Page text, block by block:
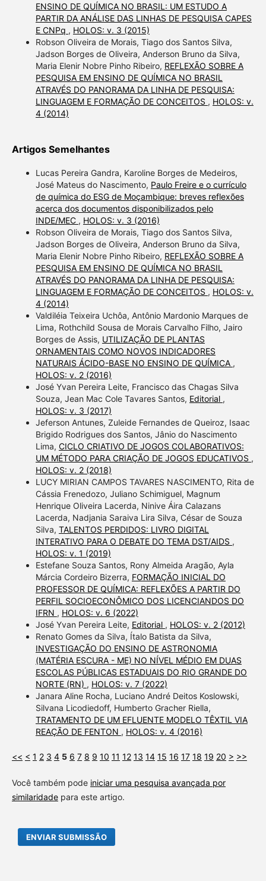
ENSINO DE QUÍMICA NO BRASIL: UM ESTUDO A
PARTIR DA ANÁLISE DAS LINHAS DE PESQUISA CAPES
E CNPq , HOLOS: v. 3 (2015)
Robson Oliveira de Morais, Tiago dos Santos Silva,
Jadson Borges de Oliveira, Anderson Bruno da Silva,
Maria Elenir Nobre Pinho Ribeiro, REFLEXÃO SOBRE A
PESQUISA EM ENSINO DE QUÍMICA NO BRASIL
ATRAVÉS DO PANORAMA DA LINHA DE PESQUISA:
LINGUAGEM E FORMAÇÃO DE CONCEITOS , HOLOS: v.
4 (2014)
Artigos Semelhantes
Lucas Pereira Gandra, Karoline Borges de Medeiros,
José Mateus do Nascimento, Paulo Freire e o currículo
de química do ESG de Moçambique: breves reflexões
acerca dos documentos disponibilizados pelo
INDE/MEC , HOLOS: v. 3 (2016)
Robson Oliveira de Morais, Tiago dos Santos Silva,
Jadson Borges de Oliveira, Anderson Bruno da Silva,
Maria Elenir Nobre Pinho Ribeiro, REFLEXÃO SOBRE A
PESQUISA EM ENSINO DE QUÍMICA NO BRASIL
ATRAVÉS DO PANORAMA DA LINHA DE PESQUISA:
LINGUAGEM E FORMAÇÃO DE CONCEITOS , HOLOS: v.
4 (2014)
Valdiléia Teixeira Uchôa, Antônio Mardonio Marques de
Lima, Rothchild Sousa de Morais Carvalho Filho, Jairo
Borges de Assis, UTILIZAÇÃO DE PLANTAS
ORNAMENTAIS COMO NOVOS INDICADORES
NATURAIS ÁCIDO-BASE NO ENSINO DE QUÍMICA ,
HOLOS: v. 2 (2016)
José Yvan Pereira Leite, Francisco das Chagas Silva
Souza, Jean Mac Cole Tavares Santos, Editorial ,
HOLOS: v. 3 (2017)
Jeferson Antunes, Zuleide Fernandes de Queiroz, Isaac
Brigido Rodrigues dos Santos, Jânio do Nascimento
Lima, CICLO CRIATIVO DE JOGOS COLABORATIVOS:
UM MÉTODO PARA CRIAÇÃO DE JOGOS EDUCATIVOS ,
HOLOS: v. 2 (2018)
LUCY MIRIAN CAMPOS TAVARES NASCIMENTO, Rita de
Cássia Frenedozo, Juliano Schimiguel, Magnum
Henrique Oliveira Lacerda, Ninive Áira Calazans
Lacerda, Nadjania Saraiva Lira Silva, César de Souza
Silva, TALENTOS PERDIDOS: LIVRO DIGITAL
INTERATIVO PARA O DEBATE DO TEMA DST/AIDS ,
HOLOS: v. 1 (2019)
Estefane Souza Santos, Rony Almeida Aragão, Ayla
Márcia Cordeiro Bizerra, FORMAÇÃO INICIAL DO
PROFESSOR DE QUÍMICA: REFLEXÕES A PARTIR DO
PERFIL SOCIOECONÔMICO DOS LICENCIANDOS DO
IFRN , HOLOS: v. 6 (2022)
José Yvan Pereira Leite, Editorial , HOLOS: v. 2 (2012)
Renato Gomes da Silva, Ítalo Batista da Silva,
INVESTIGAÇÃO DO ENSINO DE ASTRONOMIA
(MATÉRIA ESCURA - ME) NO NÍVEL MÉDIO EM DUAS
ESCOLAS PÚBLICAS ESTADUAIS DO RIO GRANDE DO
NORTE (RN) , HOLOS: v. 7 (2022)
Janara Aline Rocha, Luciano André Deitos Koslowski,
Silvana Licodiedoff, Humberto Gracher Riella,
TRATAMENTO DE UM EFLUENTE MODELO TÊXTIL VIA
REAÇÃO DE FENTON , HOLOS: v. 4 (2016)
<< < 1 2 3 4 5 6 7 8 9 10 11 12 13 14 15 16 17 18 19 20 > >>
Você também pode iniciar uma pesquisa avançada por
similaridadepara este artigo.
ENVIAR SUBMISSÃO